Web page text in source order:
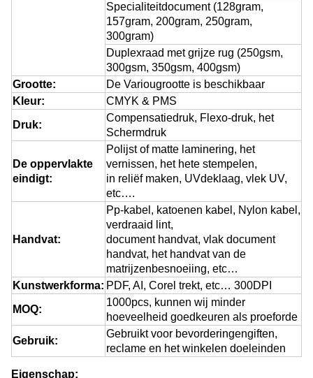
Specialiteitdocument (128gram,
157gram, 200gram, 250gram,
300gram)
Duplexraad met grijze rug (250gsm,
300gsm, 350gsm, 400gsm)
Grootte:
De Variougrootte is beschikbaar
Kleur:
CMYK & PMS
Druk:
Compensatiedruk, Flexo-druk, het
Schermdruk
De oppervlakte
eindigt:
Polijst of matte laminering, het
vernissen, het hete stempelen,
in reliëf maken, UVdeklaag, vlek UV,
etc….
Handvat:
Pp-kabel, katoenen kabel, Nylon kabel,
verdraaid lint,
document handvat, vlak document
handvat, het handvat van de
matrijzenbesnoeiing, etc…
Kunstwerkforma: PDF, AI, Corel trekt, etc… 300DPI
MOQ:
1000pcs, kunnen wij minder
hoeveelheid goedkeuren als proeforde
Gebruik:
Gebruikt voor bevorderingengiften,
reclame en het winkelen doeleinden
Eigenschap: